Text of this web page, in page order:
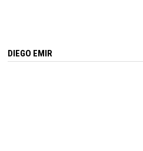
DIEGO EMIR